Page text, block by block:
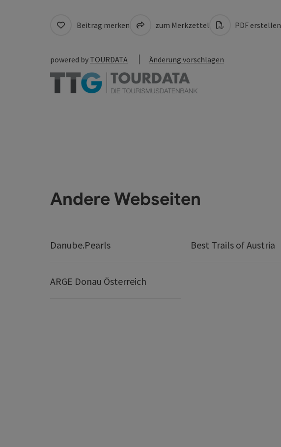
Beitrag merken zum Merkzettel PDF erstellen
powered by TOURDATA Änderung vorschlagen
Andere Webseiten
Danube.Pearls Best Trails of Austria
ARGE Donau Österreich